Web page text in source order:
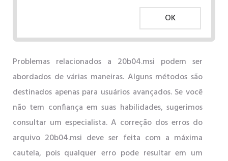
OK
Problemas relacionados a 20b04.msi podem ser
abordados de várias maneiras. Alguns métodos são
destinados apenas para usuários avançados. Se você
não tem confiança em suas habilidades, sugerimos
consultar um especialista. A correção dos erros do
arquivo 20b04.msi deve ser feita com a máxima
cautela, pois qualquer erro pode resultar em um